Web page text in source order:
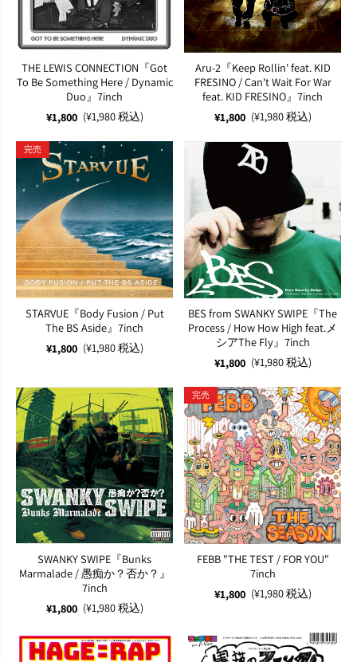
THE LEWIS CONNECTION『Got
To Be Something Here / Dynamic
Duo』7inch
¥1,800 (¥1,980 税込)
Aru-2『Keep Rollin' feat. KID
FRESINO / Can't Wait For War
feat. KID FRESINO』7inch
¥1,800 (¥1,980 税込)
完売
STARVUE『Body Fusion / Put
The BS Aside』7inch
¥1,800 (¥1,980 税込)
BES from SWANKY SWIPE『The
Process / How How High feat.メ
シアThe Fly』7inch
¥1,800 (¥1,980 税込)
SWANKY SWIPE『Bunks
Marmalade / 愚痴か？否か？』
7inch
¥1,800 (¥1,980 税込)
完売
FEBB "THE TEST / FOR YOU"
7inch
¥1,800 (¥1,980 税込)